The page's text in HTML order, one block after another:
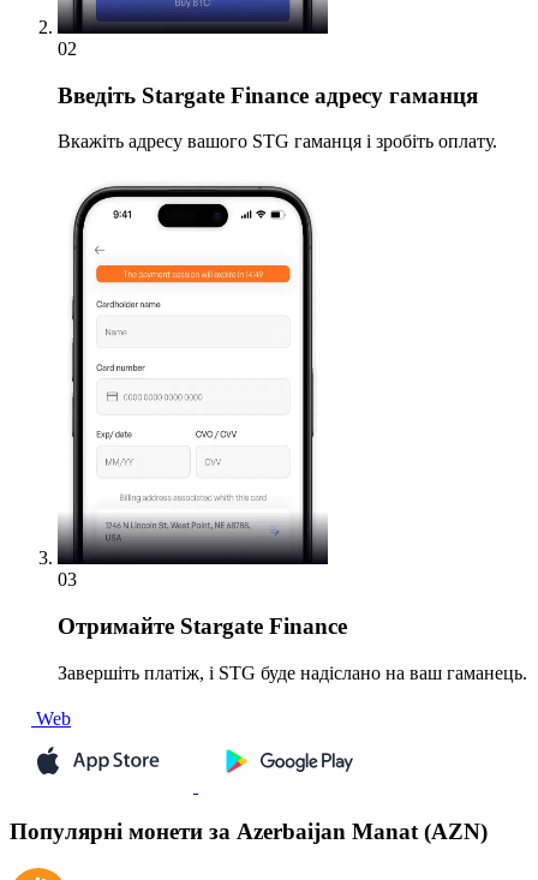
02
Введіть Stargate Finance адресу гаманця
Вкажіть адресу вашого STG гаманця і зробіть оплату.
03
Отримайте Stargate Finance
Завершіть платіж, і STG буде надіслано на ваш гаманець.
Web
Популярні монети за Azerbaijan Manat (AZN)